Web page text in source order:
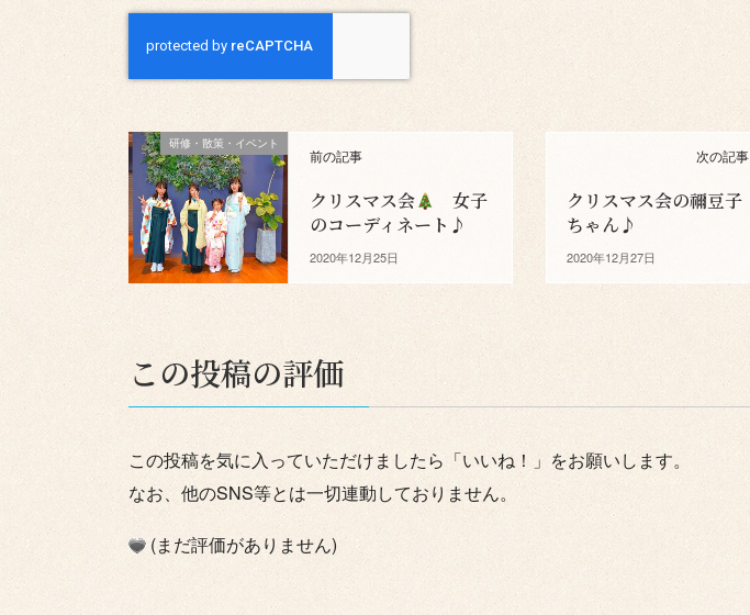
研修・散策・イベント
前の記事
クリスマス会
女子
のコーディネート♪
2020年12月25日
次の記事
クリスマス会の禰豆子
ちゃん♪
2020年12月27日
この投稿の評価
この投稿を気に入っていただけましたら「いいね！」をお願いします。
なお、他のSNS等とは一切連動しておりません。
(まだ評価がありません)